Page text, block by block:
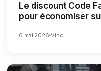
Le discount Code
pour économiser
6 mai 2026 Vinc